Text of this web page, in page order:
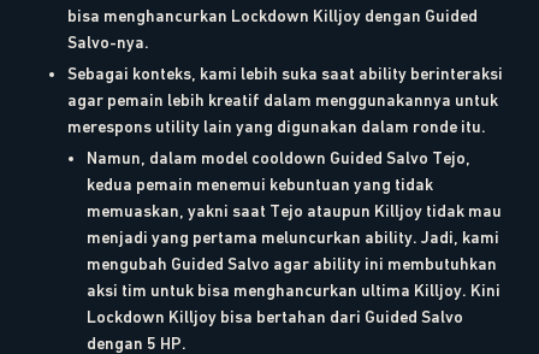
bisa menghancurkan Lockdown Killjoy dengan Guided
Salvo-nya.
Sebagai konteks, kami lebih suka saat ability berinteraksi
agar pemain lebih kreatif dalam menggunakannya untuk
merespons utility lain yang digunakan dalam ronde itu.
Namun, dalam model cooldown Guided Salvo Tejo,
kedua pemain menemui kebuntuan yang tidak
memuaskan, yakni saat Tejo ataupun Killjoy tidak mau
menjadi yang pertama meluncurkan ability. Jadi, kami
mengubah Guided Salvo agar ability ini membutuhkan
aksi tim untuk bisa menghancurkan ultima Killjoy. Kini
Lockdown Killjoy bisa bertahan dari Guided Salvo
dengan 5 HP.